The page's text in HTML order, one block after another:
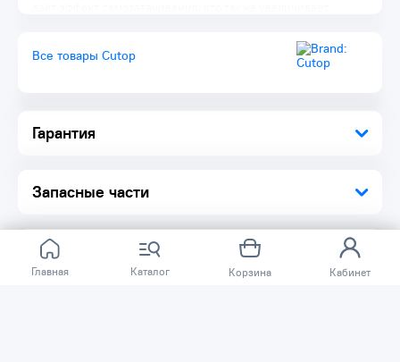
Главная Каталог Корзина Кабинет
Гарантия
Запасные части
лепестков, угол наклона 10 градусов. Диск применяется для
обработки металла, нержавеющей стали, сварных швов,
Упаковка 1 шт.
Все товары Cutop